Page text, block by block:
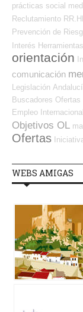
prácticas social
Reclutamiento
Prevención de
Interés
orientación
comunicación
Legislación
Buscadores Ofertas
Empleo Internacional
Objetivos OL
Ofertas
WEBS AMIGAS